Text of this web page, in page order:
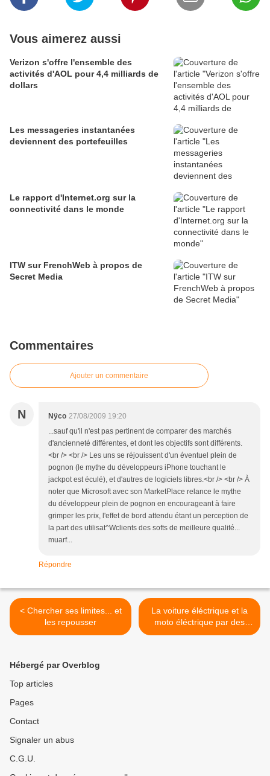
Vous aimerez aussi
Verizon s'offre l'ensemble des
activités d'AOL pour 4,4 milliards de
dollars
Les messageries instantanées
deviennent des portefeuilles
Le rapport d'Internet.org sur la
connectivité dans le monde
ITW sur FrenchWeb à propos de
Secret Media
Commentaires
Ajouter un commentaire
N Nÿco 27/08/2009 19:20
...sauf qu'il n'est pas pertinent de comparer des marchés
d'ancienneté différentes, et dont les objectifs sont différents.
<br /> <br /> Les uns se réjouissent d'un éventuel plein de
pognon (le mythe du développeurs iPhone touchant le
jackpot est éculé), et d'autres de logiciels libres.<br /> <br /> À
noter que Microsoft avec son MarketPlace relance le mythe
du développeur plein de pognon en encourageant à faire
grimper les prix, l'effet de bord attendu étant un perception de
la part des utilisat^Wclients des softs de meilleure qualité...
muarf...
Répondre
< Chercher ses limites... et
les repousser
La voiture éléctrique et la
moto éléctrique par des
gens du web >
Hébergé par Overblog
Top articles
Pages
Contact
Signaler un abus
C.G.U.